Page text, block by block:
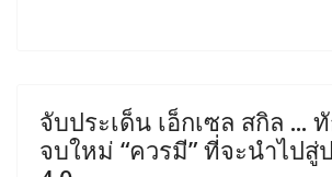
จับประเด็น เอ็กเซล สกิล ...
จบใหม่ “ควรมี” ที่จะนำไปสู่